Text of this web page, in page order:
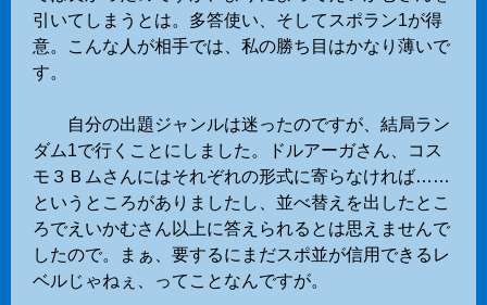
引いてしまうとは。多答使い、そしてスポラン1が得
意。こんな人が相手では、私の勝ち目はかなり薄いで
す。
自分の出題ジャンルは迷ったのですが、結局ラン
ダム1で行くことにしました。ドルアーガさん、コス
モ３Ｂムさんにはそれぞれの形式に寄らなければ……
というところがありましたし、並べ替えを出したとこ
ろでえいかむさん以上に答えられるとは思えませんで
したので。まぁ、要するにまだスポ並が信用できるレ
ベルじゃねぇ、ってことなんですが。